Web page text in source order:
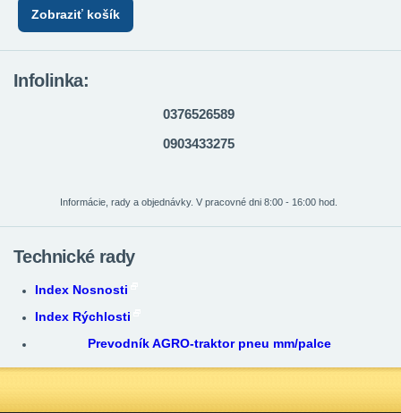
Zobraziť košík
Infolinka:
0376526589
0903433275
Informácie, rady a objednávky. V pracovné dni 8:00 - 16:00 hod.
Technické rady
Index Nosnosti
Index Rýchlosti
Prevodník AGRO-traktor pneu mm/palce